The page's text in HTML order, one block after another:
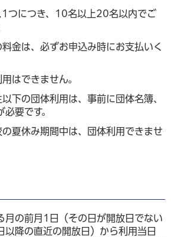
1つにつき、10名以上20名以内でご
金は、必ずお申込み時にお支払いく
はできません。
下の団体利用は、事前に団体名簿、
要です。
夏休み期間中は、団体利用できませ
月の前月1日（その日が開放日でない
以降の直近の開放日）から利用当日